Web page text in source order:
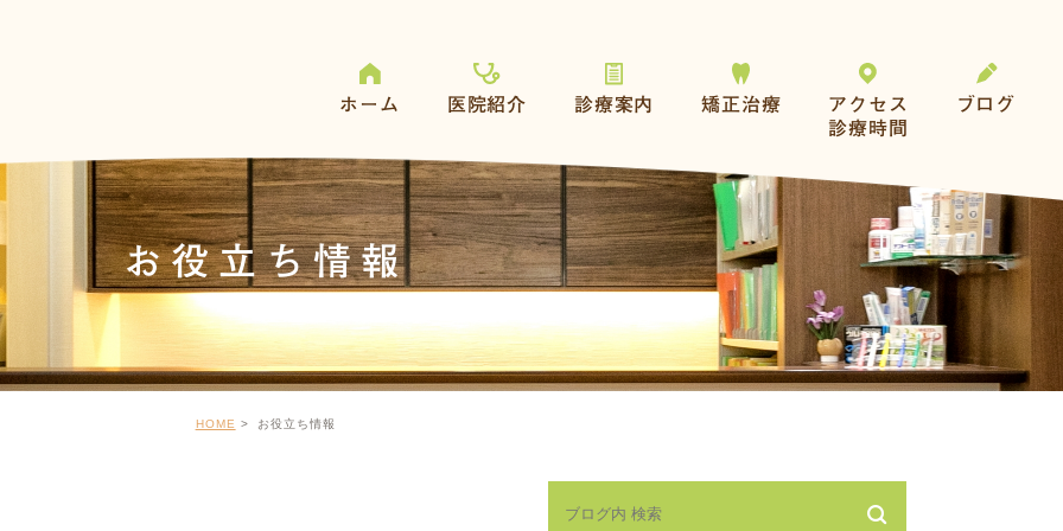
ホーム 医院紹介 診療案内
予防とメンテナンス
歯を失った方へ
その他
矯正治療
こどもの矯正
アクセス
診療時間
ブログ
お役立ち情報
HOME お役立ち情報